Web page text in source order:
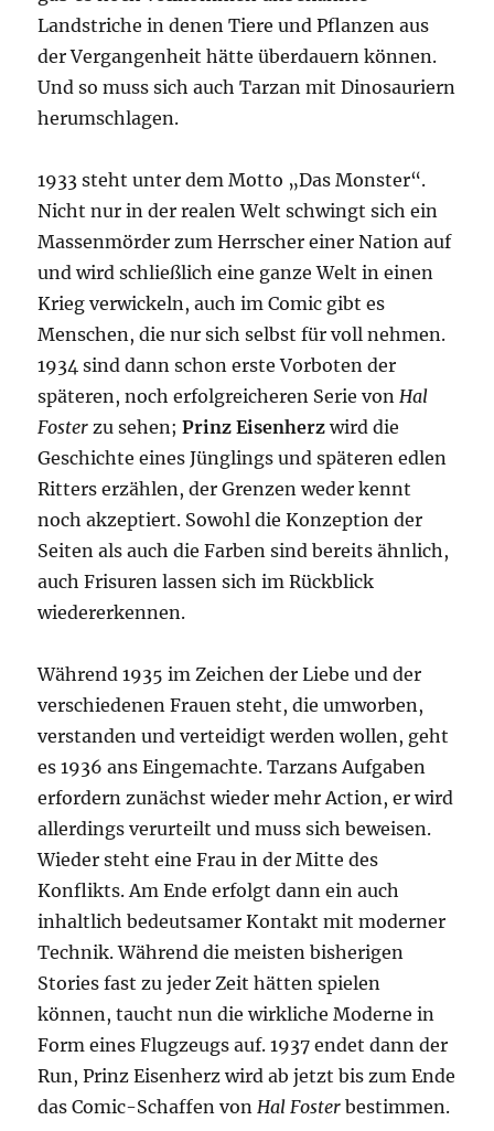
Landstriche in denen Tiere und Pflanzen aus
der Vergangenheit hätte überdauern können.
Und so muss sich auch Tarzan mit Dinosauriern
herumschlagen.
1933 steht unter dem Motto „Das Monster“.
Nicht nur in der realen Welt schwingt sich ein
Massenmörder zum Herrscher einer Nation auf
und wird schließlich eine ganze Welt in einen
Krieg verwickeln, auch im Comic gibt es
Menschen, die nur sich selbst für voll nehmen.
1934 sind dann schon erste Vorboten der
späteren, noch erfolgreicheren Serie von Hal
Foster zu sehen;Prinz Eisenherzwird die
Geschichte eines Jünglings und späteren edlen
Ritters erzählen, der Grenzen weder kennt
noch akzeptiert. Sowohl die Konzeption der
Seiten als auch die Farben sind bereits ähnlich,
auch Frisuren lassen sich im Rückblick
wiedererkennen.
Während 1935 im Zeichen der Liebe und der
verschiedenen Frauen steht, die umworben,
verstanden und verteidigt werden wollen, geht
es 1936 ans Eingemachte. Tarzans Aufgaben
erfordern zunächst wieder mehr Action, er wird
allerdings verurteilt und muss sich beweisen.
Wieder steht eine Frau in der Mitte des
Konflikts. Am Ende erfolgt dann ein auch
inhaltlich bedeutsamer Kontakt mit moderner
Technik. Während die meisten bisherigen
Stories fast zu jeder Zeit hätten spielen
können, taucht nun die wirkliche Moderne in
Form eines Flugzeugs auf. 1937 endet dann der
Run, Prinz Eisenherz wird ab jetzt bis zum Ende
das Comic-Schaffen von Hal Foster bestimmen.